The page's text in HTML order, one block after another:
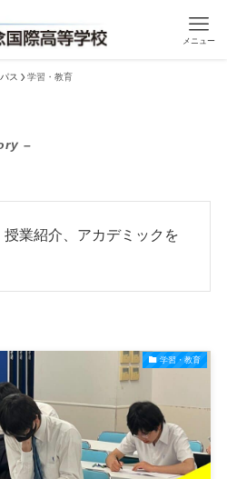
メニュー
ス 学習・教育
–
業紹介、アカデミックを
学習・教育